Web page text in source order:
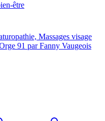
être
Massages visage
91 par Fanny Vaugeois